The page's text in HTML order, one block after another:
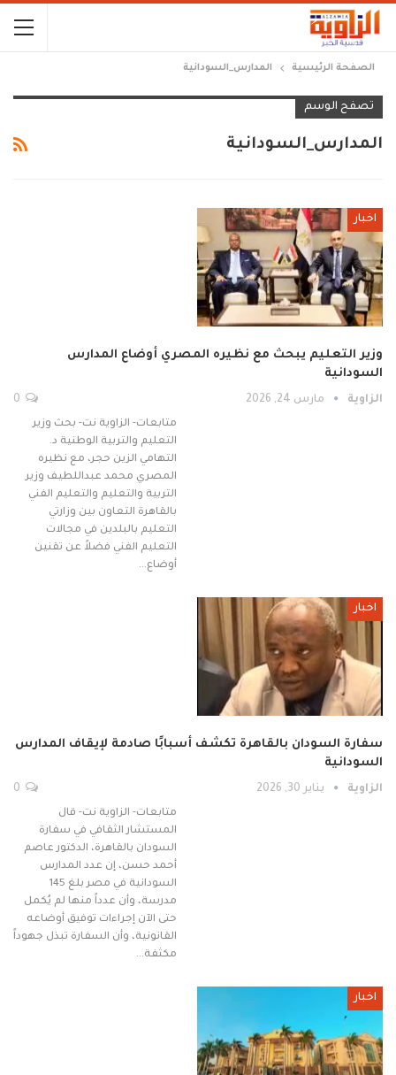
الصفحة الرئيسية المدارس_السودانية
تصفح الوسم
المدارس_السودانية
اخبار
وزير التعليم يبحث مع نظيره المصري أوضاع المدارس
السودانية
الزاوية مارس 24, 2026
متابعات- الزاوية نت- بحث وزير
التعليم والتربية الوطنية د.
التهامي الزين حجر، مع نظيره
المصري محمد عبداللطيف وزير
التربية والتعليم والتعليم الفني
بالقاهرة التعاون بين وزارتي
التعليم بالبلدين في مجالات
التعليم الفني فضلاً عن تقنين
أوضاع…
اخبار
سفارة السودان بالقاهرة تكشف أسبابًا صادمة لإيقاف المدارس
السودانية
الزاوية يناير 30, 2026
متابعات- الزاوية نت- قال
المستشار الثقافي في سفارة
السودان بالقاهرة، الدكتور عاصم
أحمد حسن، إن عدد المدارس
السودانية في مصر بلغ 145
مدرسة، وأن عدداً منها لم يُكمل
حتى الآن إجراءات توفيق أوضاعه
القانونية، وأن السفارة تبذل جهوداً
مكثفة…
اخبار